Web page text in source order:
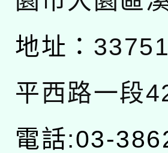
地址：
平西路一段
電話:03-